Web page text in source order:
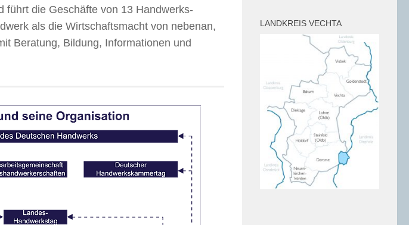
führt die Geschäfte von 13 Handwerks-
als die Wirtschaftsmacht von nebenan,
Beratung, Bildung, Informationen und
LANDKREIS VECHTA